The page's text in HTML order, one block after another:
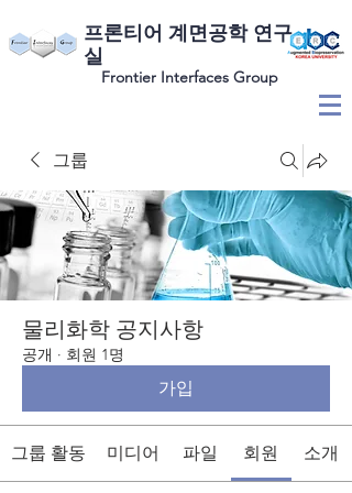
​프론티어 계면공학 연구
실
Frontier Interfaces Group
그룹
물리화학 공지사항
공개 · 회원 1명
가입
그룹 활동 미디어 파일 회원 소개